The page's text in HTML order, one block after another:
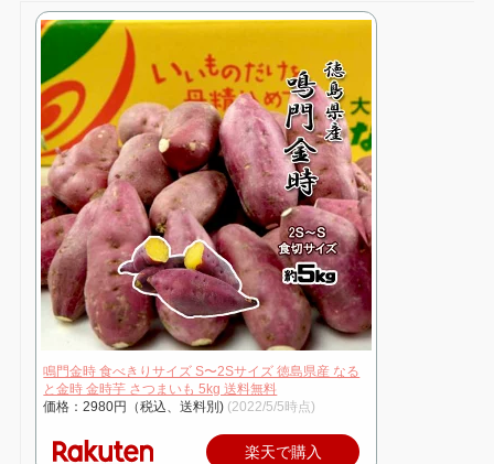
鳴門金時 食べきりサイズ S〜2Sサイズ 徳島県産 なる
と金時 金時芋 さつまいも 5kg 送料無料
価格：2980円（税込、送料別) (2022/5/5時点)
楽天で購入